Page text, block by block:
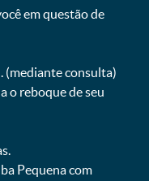
em questão de
(mediante consulta)
o reboque de seu
Pequena com